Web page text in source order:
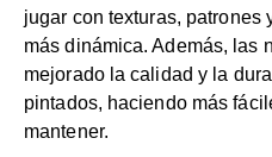
jugar con texturas, patrones
más dinámica. Además, las
mejorado la calidad y la
pintados, haciendo más
mantener.